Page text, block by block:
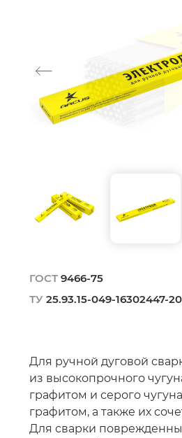
ГОСТ 9466-75
ТУ 25.93.15-049-16302447-
Для ручной дуговой
из высокопрочного
графитом и серого
графитом, а также их
Для сварки